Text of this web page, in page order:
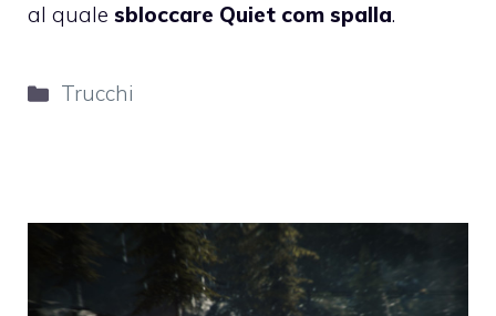
al quale sbloccare Quiet com spalla.
Categorie
Trucchi